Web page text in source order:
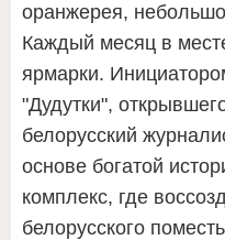
оранжерея,
Каждый месяц в
ярмарки.
"Дудутки",
белорусский
основе богатой
комплекс, где
белорусского